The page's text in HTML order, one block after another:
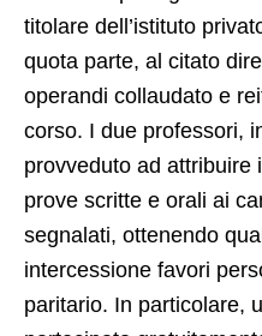
titolare dell’istituto
quota parte, al citato
operandi collaudato e
corso. I due professori,
provveduto ad attribuire
prove scritte e orali ai
segnalati, ottenendo
intercessione favori
paritario. In particolare,